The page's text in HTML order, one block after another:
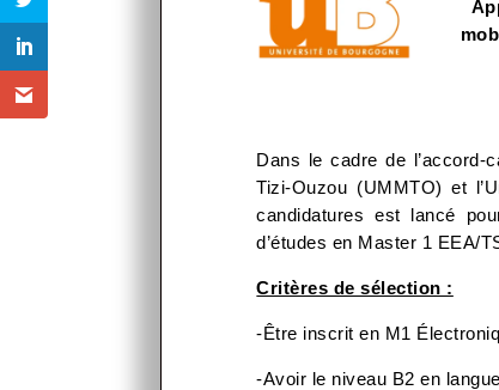
Dans le cadre de l’accord-
Tizi-Ouzou (UMMTO) et
candidatures est lancé
d’études en Master 1 EEA/
Critères de sélection :
-Être inscrit en M1
-Avoir le niveau B2 en